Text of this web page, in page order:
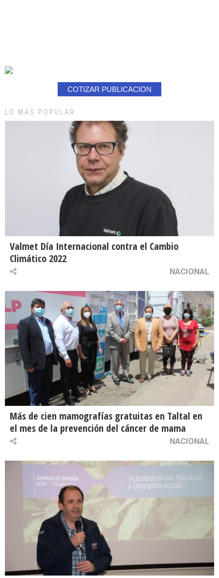
COTIZAR PUBLICACION
LO MAS POPULAR
Valmet Día Internacional contra el Cambio
Climático 2022
NACIONAL
Más de cien mamografías gratuitas en Taltal en
el mes de la prevención del cáncer de mama
NACIONAL